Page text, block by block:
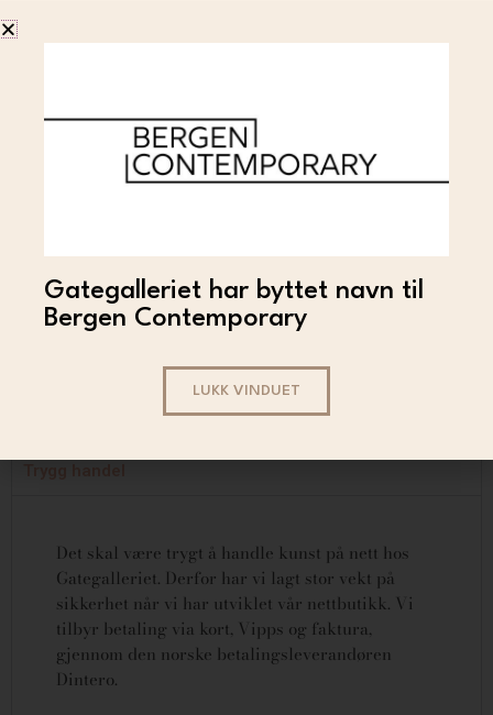
HAREM
Harem – Animal (66×80)
4 500
LES MER
Det skal være trygt å handle kunst på nett hos
Gategalleriet. Derfor har vi lagt stor vekt på
sikkerhet når vi har utviklet vår nettbutikk. Vi
tilbyr betaling via kort, Vipps og faktura,
gjennom den norske betalingsleverandøren
Dintero.
Gategalleriet har byttet navn til
Bergen Contemporary
LUKK VINDUET